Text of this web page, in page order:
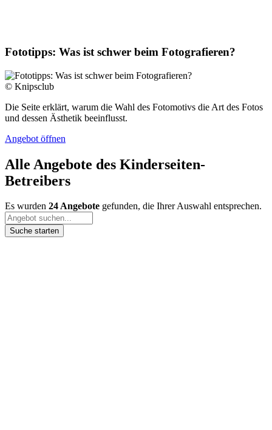
Fototipps: Was ist schwer beim Fotografieren?
© Knipsclub
Die Seite erklärt, warum die Wahl des Fotomotivs die Art des Fotos
und dessen Ästhetik beeinflusst.
Angebot öffnen
Alle Angebote des Kinderseiten-
Betreibers
Es wurden 24 Angebote gefunden, die Ihrer Auswahl entsprechen.